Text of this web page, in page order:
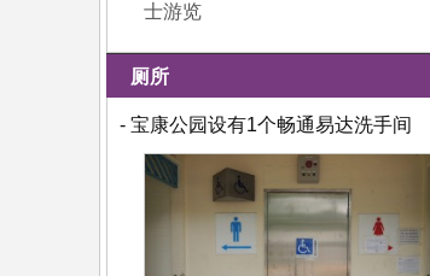
士游览
厕所
- 宝康公园设有1个畅通易达洗手间